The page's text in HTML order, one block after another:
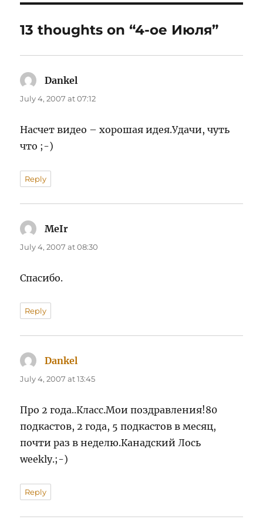
13 thoughts on “4-ое Июля”
Dankel
July 4, 2007 at 07:12
Насчет видео – хорошая идея.Удачи, чуть
что ;-)
Reply
MeIr
July 4, 2007 at 08:30
Спасибо.
Reply
Dankel
July 4, 2007 at 13:45
Про 2 года..Класс.Мои поздравления!80
подкастов, 2 года, 5 подкастов в месяц,
почти раз в неделю.Канадский Лось
weekly.;-)
Reply